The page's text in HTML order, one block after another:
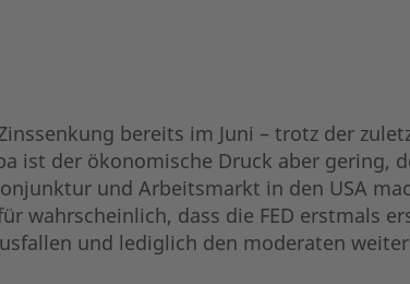
bereits im Juni – trotz der
ist der ökonomische Druck aber gering,
und Arbeitsmarkt in den USA
wahrscheinlich, dass die FED erstmals
und lediglich den moderaten